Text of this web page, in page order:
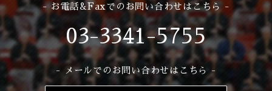
- お電話&Faxでのお問い合わせはこちら -
03-3341-5755
- メールでのお問い合わせはこちら -